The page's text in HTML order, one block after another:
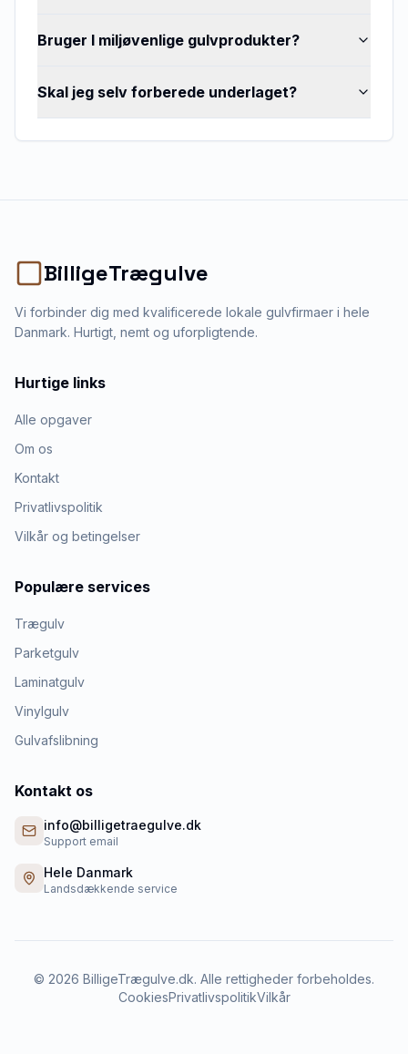
Bruger I miljøvenlige gulvprodukter?
Skal jeg selv forberede underlaget?
BilligeTrægulve
Vi forbinder dig med kvalificerede lokale gulvfirmaer i hele
Danmark. Hurtigt, nemt og uforpligtende.
Hurtige links
Alle opgaver
Om os
Kontakt
Privatlivspolitik
Vilkår og betingelser
Populære services
Trægulv
Parketgulv
Laminatgulv
Vinylgulv
Gulvafslibning
Kontakt os
info@billigetraegulve.dk
Support email
Hele Danmark
Landsdækkende service
© 2026 BilligeTrægulve.dk. Alle rettigheder forbeholdes.
CookiesPrivatlivspolitikVilkår